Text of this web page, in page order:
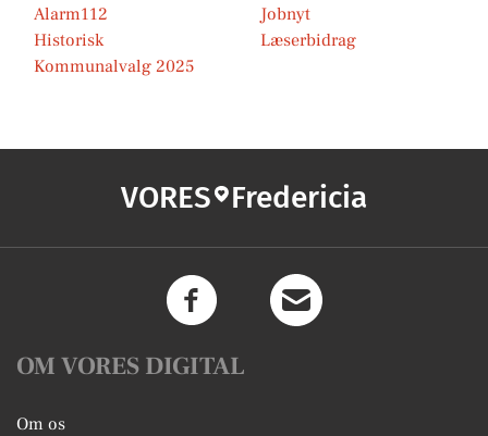
Alarm112
Jobnyt
Historisk
Læserbidrag
Kommunalvalg 2025
VORES Fredericia
OM VORES DIGITAL
Om os